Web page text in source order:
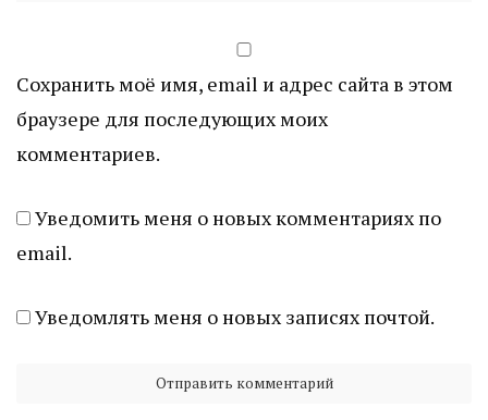
Сохранить моё имя, email и адрес сайта в этом
браузере для последующих моих
комментариев.
Уведомить меня о новых комментариях по
email.
Уведомлять меня о новых записях почтой.